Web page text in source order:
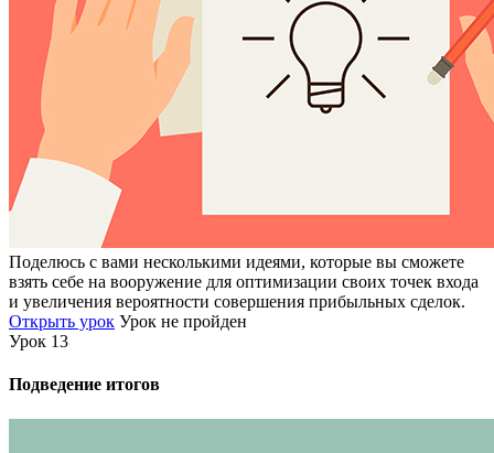
Поделюсь с вами несколькими идеями, которые вы сможете
взять себе на вооружение для оптимизации своих точек входа
и увеличения вероятности совершения прибыльных сделок.
Открыть урок Урок не пройден
Урок 13
Подведение итогов